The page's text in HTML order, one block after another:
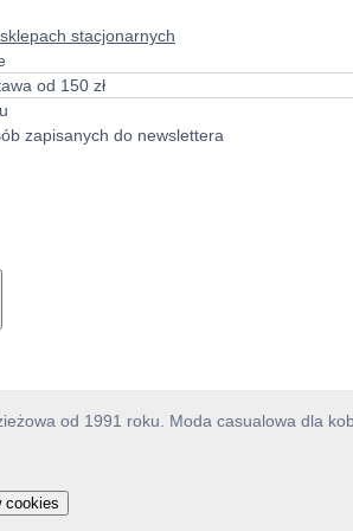
stacjonarnych
od 150 zł
zapisanych do newslettera
od 1991 roku. Moda casualowa dla
cookies